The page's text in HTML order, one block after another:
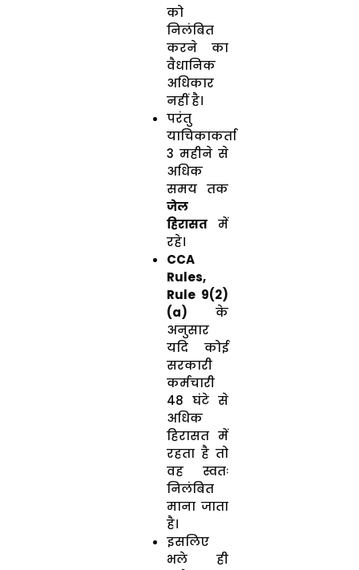
को
निलंबित
करने का
वैधानिक
अधिकार
नहीं है।
परंतु
याचिकाकर्ता
3 महीने से
अधिक
समय तक
जेल
हिरासतमें
रहे।
CCA
Rules,
Rule 9(2)
(a) के
अनुसार
यदि कोई
सरकारी
कर्मचारी
48 घंटे से
अधिक
हिरासत में
रहता है तो
वह स्वतः
निलंबित
माना जाता
है।
इसलिए
भले ही